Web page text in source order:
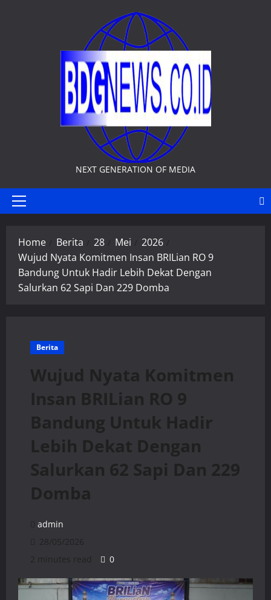
NEXT GENERATION OF MEDIA
Primary
Home Berita 28 Mei
2026
Wujud Nyata Komitmen Insan BRILian RO 9
Bandung Untuk Hadir Lebih Dekat Dengan
Salurkan 62 Sapi Dan 229 Domba
Berita
Wujud Nyata Komitmen
Insan BRILian RO 9
Bandung Untuk Hadir
Lebih Dekat Dengan
Salurkan 62 Sapi Dan 229
Domba
admin
28/05/2026
2 minutes read
0